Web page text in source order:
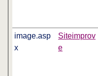
image.asp
x
Siteimprov
e